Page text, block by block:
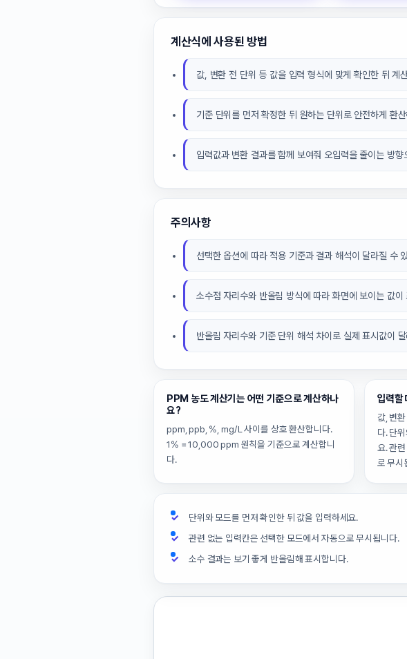
계산식에 사용된 방법
값, 변환 전 단위 등 값을 입력 형식에 맞게 확인한 뒤 계
기준 단위를 먼저 확정한 뒤 원하는 단위로 안전하게 환
입력값과 변환 결과를 함께 보여줘 오입력을 줄이는 방향
주의사항
선택한 옵션에 따라 적용 기준과 결과 해석이 달라질 수
소수점 자리수와 반올림 방식에 따라 화면에 보이는 값이
반올림 자리수와 기준 단위 해석 차이로 실제 표시값이
PPM 농도 계산기는 어떤 기준으로 계산하나
요?
ppm, ppb, %, mg/L 사이를 상호 환산합니다.
1% = 10,000 ppm 원칙을 기준으로 계산합니
다.
입력할
값, 변
다. 단
요. 관
로 무시
단위와 모드를 먼저 확인한 뒤 값을 입력하세요.
관련 없는 입력칸은 선택한 모드에서 자동으로 무시됩니다.
소수 결과는 보기 좋게 반올림해 표시합니다.